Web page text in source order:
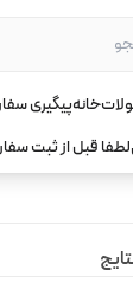
خانهپیگیری
لطفا قبل از ثبت